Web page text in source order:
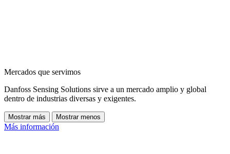
Mercados que servimos
Danfoss Sensing Solutions sirve a un mercado amplio y global
dentro de industrias diversas y exigentes.
Mostrar más Mostrar menos
Más información